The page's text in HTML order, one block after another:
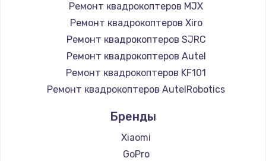
Ремонт квадрокоптеров MJX
Ремонт квадрокоптеров Xiro
Ремонт квадрокоптеров SJRC
Ремонт квадрокоптеров Autel
Ремонт квадрокоптеров KF101
Ремонт квадрокоптеров AutelRobotics
Бренды
Xiaomi
GoPro